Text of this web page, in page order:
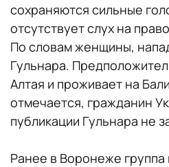
сохраняются сильные
отсутствует слух на
По словам женщины,
Гульнара.
Алтая и проживает на
отмечается, гражданин
публикации Гульнара не
Ранее в Воронеже группа